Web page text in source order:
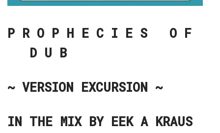
P R O P H E C I E S O F
D U B
~ VERSION EXCURSION ~
IN THE MIX BY EEK A KRAUS